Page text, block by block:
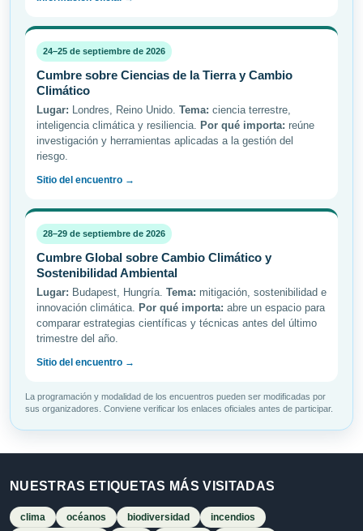
24–25 de septiembre de 2026
Cumbre sobre Ciencias de la Tierra y Cambio
Climático
Lugar: Londres, Reino Unido. Tema: ciencia terrestre,
inteligencia climática y resiliencia. Por qué importa: reúne
investigación y herramientas aplicadas a la gestión del
riesgo.
Sitio del encuentro →
28–29 de septiembre de 2026
Cumbre Global sobre Cambio Climático y
Sostenibilidad Ambiental
Lugar: Budapest, Hungría. Tema: mitigación, sostenibilidad e
innovación climática. Por qué importa: abre un espacio para
comparar estrategias científicas y técnicas antes del último
trimestre del año.
Sitio del encuentro →
La programación y modalidad de los encuentros pueden ser modificadas por
sus organizadores. Conviene verificar los enlaces oficiales antes de participar.
NUESTRAS ETIQUETAS MÁS VISITADAS
clima océanos biodiversidad
incendios